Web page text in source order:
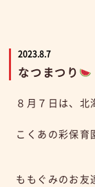
2023.8.7
なつまつり
８月７日は、北
こくあの彩保育
ももぐみのお友